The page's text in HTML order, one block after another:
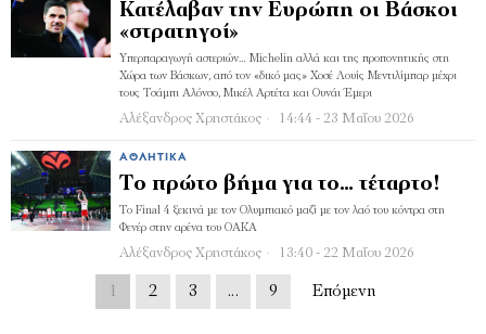
Κατέλαβαν την Ευρώπη οι Βάσκοι
«στρατηγοί»
Υπερπαραγωγή αστεριών… Michelin αλλά και της προπονητικής στη
Χώρα των Βάσκων, από τον «δικό μας» Χοσέ Λουίς Μεντιλίμπαρ μέχρι
τους Τσάμπι Αλόνσο, Μικέλ Αρτέτα και Ουνάι Έμερι
Αλέξανδρος Χρηστάκος 14:44 - 23 Μαΐου 2026
ΑΘΛΗΤΙΚΆ
Το πρώτο βήμα για το… τέταρτο!
Το Final 4 ξεκινά με τον Ολυμπιακό μαζί με τον λαό του κόντρα στη
Φενέρ στην αρένα του ΟΑΚΑ
Αλέξανδρος Χρηστάκος 13:40 - 22 Μαΐου 2026
1 2 3 … 9 Επόμενη